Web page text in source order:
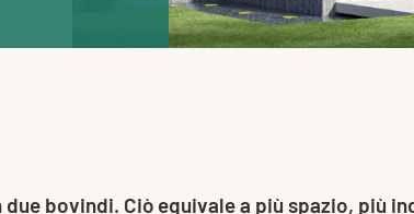
bovindi. Ciò equivale a più spazio, più